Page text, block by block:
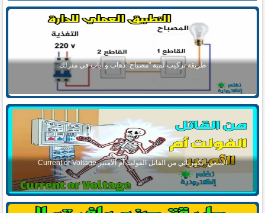
طريقة تركيب لمبة "مصباح" ذهاب و اياب في منزلك
الصعق الكهربائي من القاتل الفولت أم الأمبير Current or Voltage